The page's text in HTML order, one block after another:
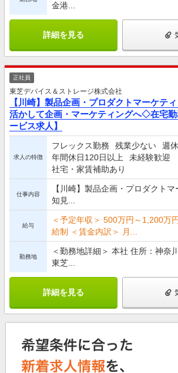
金港...
詳細を見る
正社員
東芝デバイス＆ストレージ株式会社
【川崎】製品企画・プロダクトマーケテ
活かして企画・マーケティングへ◇在宅
ービス求人】
求人の特徴
フレックス勤務 残業少ない 週
年間休日120日以上
未経験歓迎
社宅・家賃補助あり
仕事内容
【川崎】製品企画・プロダクト
知見...
給与
＜予定年収＞ 500万円～1,200万
給制 ＜賃金内訳＞ 月...
勤務地
＜勤務地詳細＞ 本社 住所：神奈
東芝...
詳細を見る